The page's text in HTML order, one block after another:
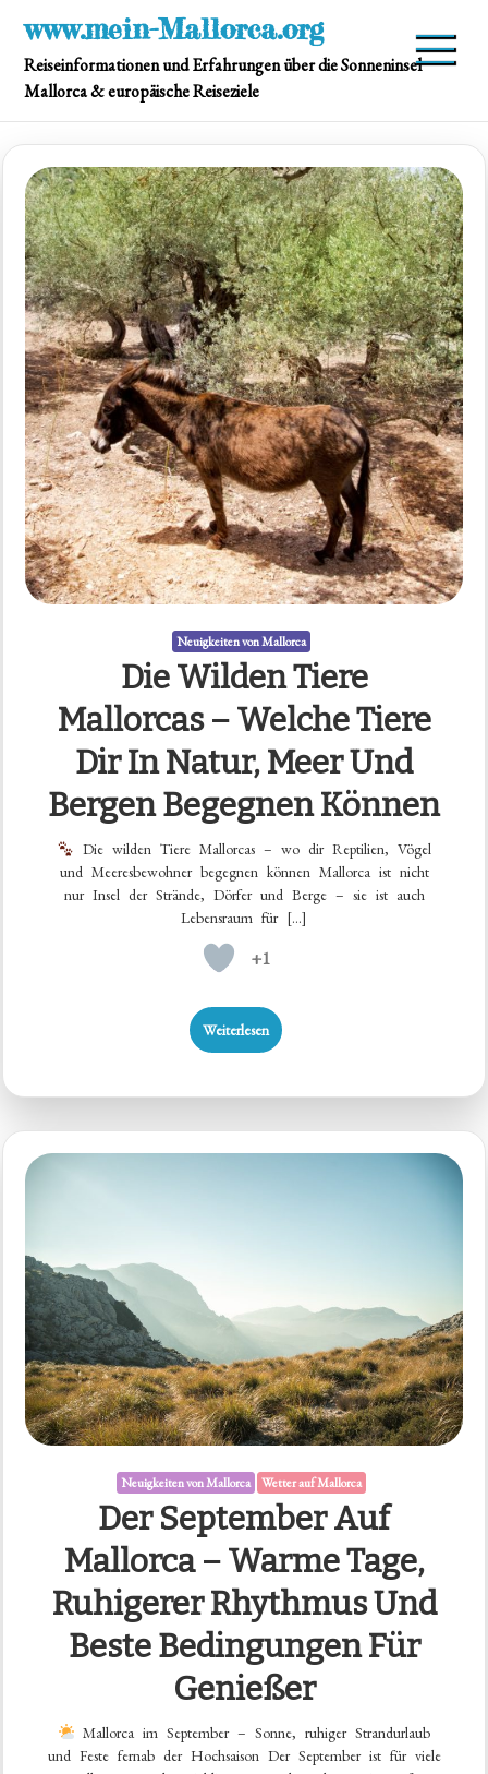
content
www.mein-Mallorca.org
Reiseinformationen und Erfahrungen über die Sonneninsel
Mallorca & europäische Reiseziele
Neuigkeiten von Mallorca
Die Wilden Tiere
Mallorcas – Welche Tiere
Dir In Natur, Meer Und
Bergen Begegnen Können
Die wilden Tiere Mallorcas – wo dir Reptilien, Vögel
und Meeresbewohner begegnen können Mallorca ist nicht
nur Insel der Strände, Dörfer und Berge – sie ist auch
Lebensraum für […]
+1
Weiterlesen
Neuigkeiten von Mallorca Wetter auf Mallorca
Der September Auf
Mallorca – Warme Tage,
Ruhigerer Rhythmus Und
Beste Bedingungen Für
Genießer
Mallorca im September – Sonne, ruhiger Strandurlaub
und Feste fernab der Hochsaison Der September ist für viele